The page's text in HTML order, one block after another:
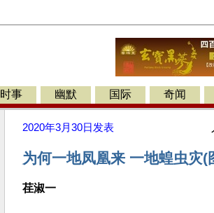
时事 幽默 国际 奇闻
2020年3月30日 发表
为何一地凤凰来 一地蝗虫灾(
荏淑一